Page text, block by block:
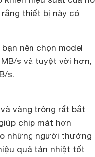
thiết bị này có
nên chọn model
MB/s và tuyệt vời hơn,
s.
vàng trông rất bắt
chip mát hơn
những người thường
quả tản nhiệt tốt